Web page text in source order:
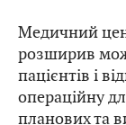
Медичний
розширив
пацієнтів і
операційну
планових та